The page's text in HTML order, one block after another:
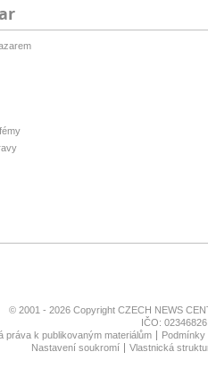
© 2001 - 2026 Copyright CZECH NEWS
IČO:
práva k publikovaným materiálům
Nastavení soukromí
Vlastnická